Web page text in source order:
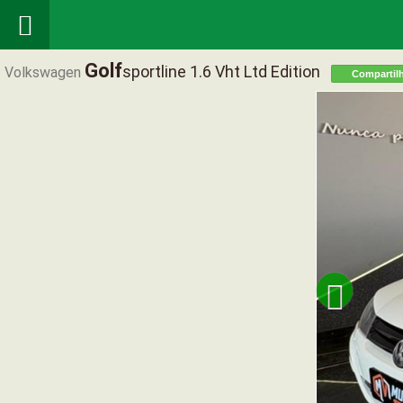

Volkswagen GolfSportline 1.6 Vht Ltd Edition
